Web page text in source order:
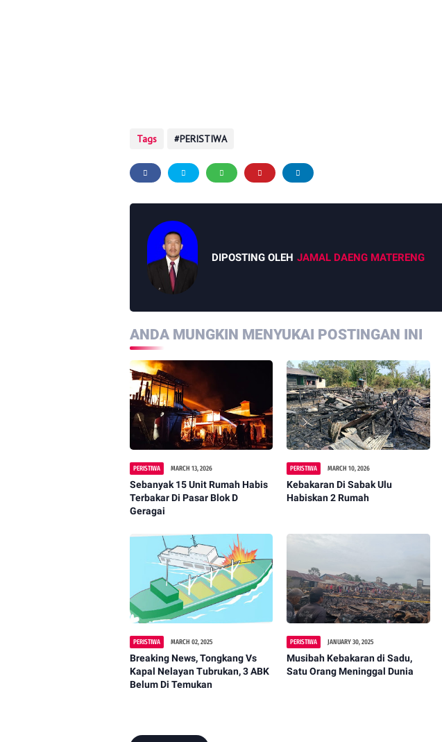
Tags PERISTIWA
DIPOSTING OLEH JAMAL DAENG MATERENG
ANDA MUNGKIN MENYUKAI POSTINGAN INI
PERISTIWA MARCH 13, 2026
Sebanyak 15 Unit Rumah Habis
Terbakar Di Pasar Blok D
Geragai
PERISTIWA MARCH 10, 2026
Kebakaran Di Sabak Ulu
Habiskan 2 Rumah
PERISTIWA MARCH 02, 2025
Breaking News, Tongkang Vs
Kapal Nelayan Tubrukan, 3 ABK
Belum Di Temukan
PERISTIWA JANUARY 30, 2025
Musibah Kebakaran di Sadu,
Satu Orang Meninggal Dunia